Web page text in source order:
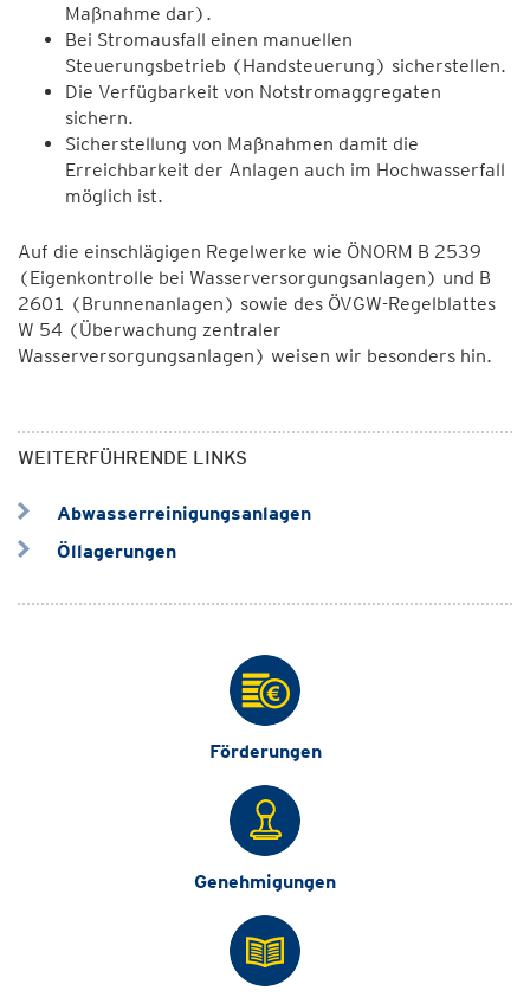
Maßnahme dar).
Bei Stromausfall einen manuellen
Steuerungsbetrieb (Handsteuerung) sicherstellen.
Die Verfügbarkeit von Notstromaggregaten
sichern.
Sicherstellung von Maßnahmen damit die
Erreichbarkeit der Anlagen auch im Hochwasserfall
möglich ist.
Auf die einschlägigen Regelwerke wie ÖNORM B 2539
(Eigenkontrolle bei Wasserversorgungsanlagen) und B
2601 (Brunnenanlagen) sowie des ÖVGW-Regelblattes
W 54 (Überwachung zentraler
Wasserversorgungsanlagen) weisen wir besonders hin.
WEITERFÜHRENDE LINKS
Abwasserreinigungsanlagen
Öllagerungen
Förderungen
Genehmigungen